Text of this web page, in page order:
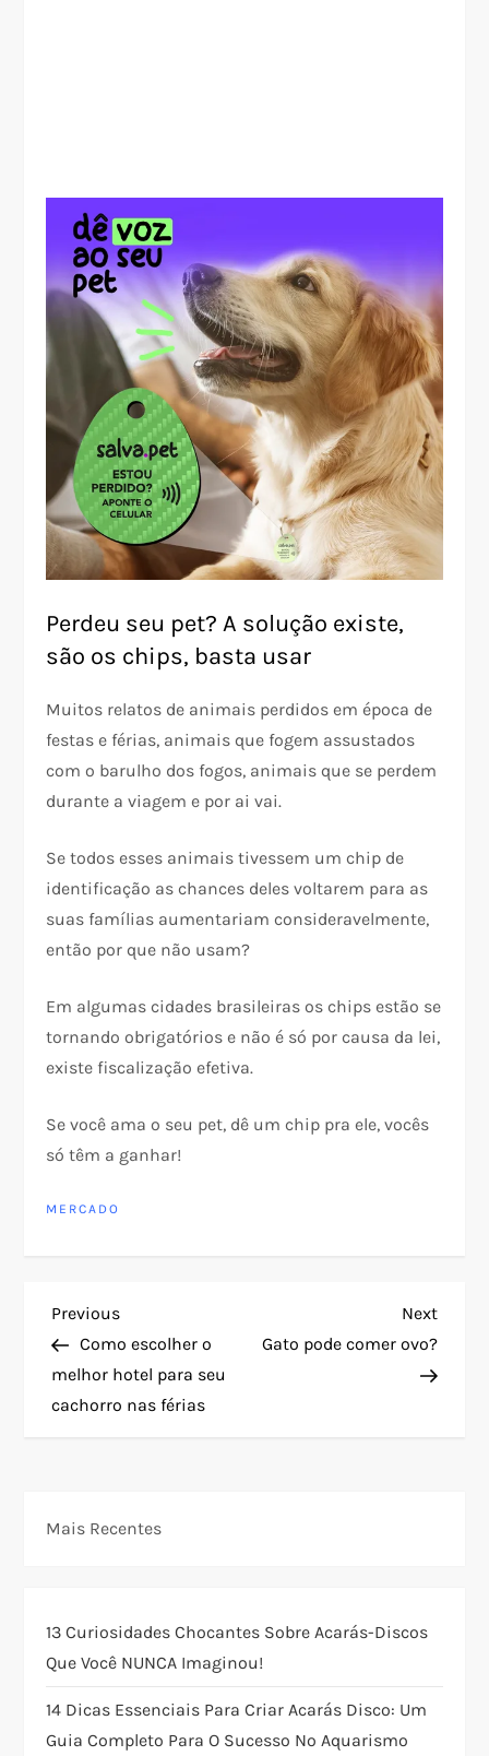
Perdeu seu pet? A solução existe,
são os chips, basta usar
Muitos relatos de animais perdidos em época de
festas e férias, animais que fogem assustados
com o barulho dos fogos, animais que se perdem
durante a viagem e por ai vai.
Se todos esses animais tivessem um chip de
identificação as chances deles voltarem para as
suas famílias aumentariam consideravelmente,
então por que não usam?
Em algumas cidades brasileiras os chips estão se
tornando obrigatórios e não é só por causa da lei,
existe fiscalização efetiva.
Se você ama o seu pet, dê um chip pra ele, vocês
só têm a ganhar!
MERCADO
N
a
v
g
ç
ã
o
Previous
Post
Previous
Como escolher o
melhor hotel para seu
cachorro nas férias
Next
Post
Next
Gato pode comer ovo?
Mais Recentes
13 Curiosidades Chocantes Sobre Acarás-Discos
Que Você NUNCA Imaginou!
14 Dicas Essenciais Para Criar Acarás Disco: Um
Guia Completo Para O Sucesso No Aquarismo